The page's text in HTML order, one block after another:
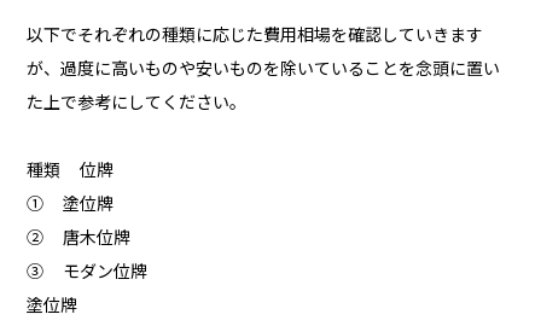
以下でそれぞれの種類に応じた費用相場を確認していきます
が、過度に高いものや安いものを除いていることを念頭に置い
た上で参考にしてください。
種類 位牌
① 塗位牌
② 唐木位牌
③ モダン位牌
塗位牌